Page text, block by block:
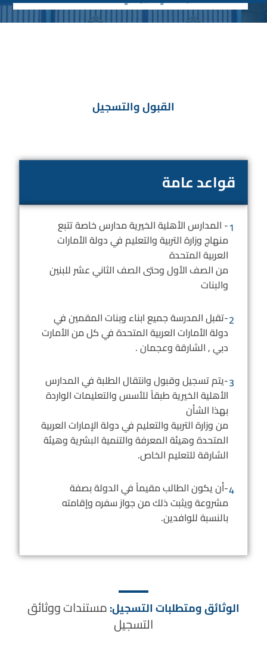
القبول والتسجيل
قواعد عامة
1- المدارس الأهلية الخيرية مدارس خاصة تتبع
منهاج وزارة التربية والتعليم في دولة الأمارات
العربية المتحدة
من الصف الأول وحتى الصف الثاني عشر للبنين
والبنات
2-تقبل المدرسة جميع ابناء وبنات المقمين في
دولة الأمارات العربية المتحدة في كل من الأمارت
دبي , الشارقة وعجمان .
3-يتم تسجيل وقبول وانتقال الطلبة في المدارس
الأهلية الخيرية طبقاً للأسس والتعليمات الواردة
بهذا الشأن
من وزارة التربية والتعليم في دولة الإمارات العربية
المتحدة وهيئة المعرفة والتنمية البشرية وهيئة
الشارقة للتعليم الخاص.
4-أن يكون الطالب مقيماً في الدولة بصفة
مشروعة ويثبت ذلك من جواز سفره وإقامته
بالنسبة للوافدين.
الوثائق ومتطلبات التسجيل:مستندات ووثائق
التسجيل